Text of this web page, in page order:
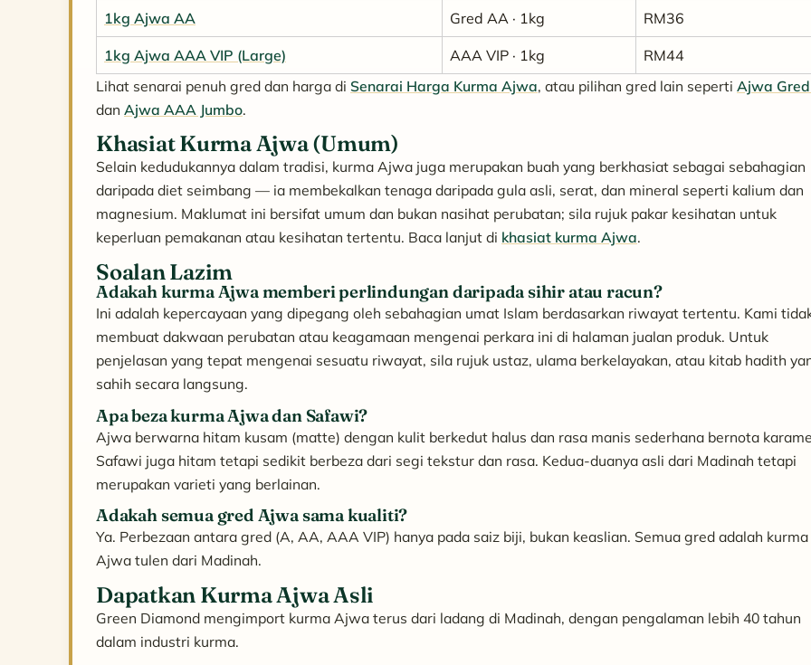
1kg Ajwa AA Gred AA · 1kg RM36
1kg Ajwa AAA VIP (Large) AAA VIP · 1kg
RM44
Lihat senarai penuh gred dan harga di Senarai Harga Kurma Ajwa, atau pilihan gred lain seperti Ajwa
dan Ajwa AAA Jumbo.
Khasiat Kurma Ajwa (Umum)
Selain kedudukannya dalam tradisi, kurma Ajwa juga merupakan buah yang berkhasiat sebagai sebahagian
daripada diet seimbang — ia membekalkan tenaga daripada gula asli, serat, dan mineral seperti kalium dan
magnesium. Maklumat ini bersifat umum dan bukan nasihat perubatan; sila rujuk pakar kesihatan untuk
keperluan pemakanan atau kesihatan tertentu. Baca lanjut di khasiat kurma Ajwa.
Soalan Lazim
Adakah kurma Ajwa memberi perlindungan daripada sihir atau racun?
Ini adalah kepercayaan yang dipegang oleh sebahagian umat Islam berdasarkan riwayat tertentu. Kami
membuat dakwaan perubatan atau keagamaan mengenai perkara ini di halaman jualan produk. Untuk
penjelasan yang tepat mengenai sesuatu riwayat, sila rujuk ustaz, ulama berkelayakan, atau kitab hadith
sahih secara langsung.
Apa beza kurma Ajwa dan Safawi?
Ajwa berwarna hitam kusam (matte) dengan kulit berkedut halus dan rasa manis sederhana bernota
Safawi juga hitam tetapi sedikit berbeza dari segi tekstur dan rasa. Kedua-duanya asli dari Madinah tetapi
merupakan varieti yang berlainan.
Adakah semua gred Ajwa sama kualiti?
Ya. Perbezaan antara gred (A, AA, AAA VIP) hanya pada saiz biji, bukan keaslian. Semua gred adalah kurma
Ajwa tulen dari Madinah.
Dapatkan Kurma Ajwa Asli
Green Diamond mengimport kurma Ajwa terus dari ladang di Madinah, dengan pengalaman lebih 40 tahun
dalam industri kurma.